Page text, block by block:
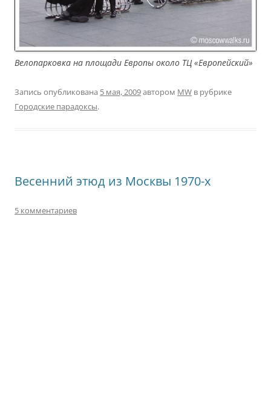
Велопарковка на площади Европы около ТЦ «Европейский»
Запись опубликована 5 мая, 2009автором MW в рубрике
Городские парадоксы.
Весенний этюд из Москвы 1970-х
5 комментариев